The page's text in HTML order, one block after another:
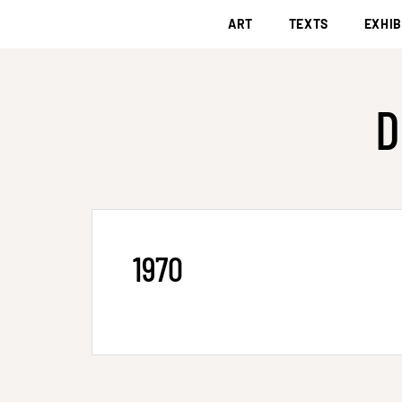
ART TEXTS
1970